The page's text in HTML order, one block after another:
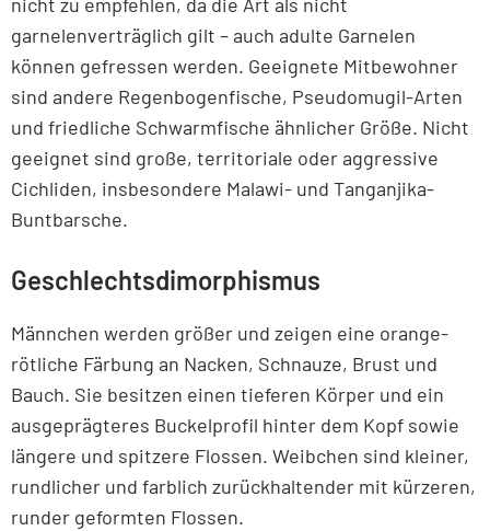
garnelenverträglich gilt – auch adulte Garnelen
können gefressen werden. Geeignete Mitbewohner
sind andere Regenbogenfische, Pseudomugil-Arten
und friedliche Schwarmfische ähnlicher Größe. Nicht
geeignet sind große, territoriale oder aggressive
Cichliden, insbesondere Malawi- und Tanganjika-
Buntbarsche.
Geschlechtsdimorphismus
Männchen werden größer und zeigen eine orange-
rötliche Färbung an Nacken, Schnauze, Brust und
Bauch. Sie besitzen einen tieferen Körper und ein
ausgeprägteres Buckelprofil hinter dem Kopf sowie
längere und spitzere Flossen. Weibchen sind kleiner,
rundlicher und farblich zurückhaltender mit kürzeren,
runder geformten Flossen.